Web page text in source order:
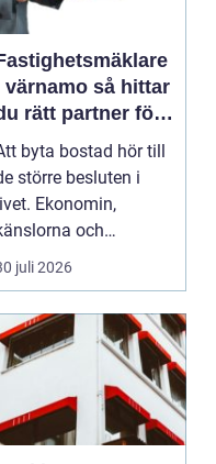
så hittar
rätt partner för
din bostadsaffär
byta bostad hör till
större besluten i
Ekonomin,
och
vardagen vävs ihop i
en...
juli 2026